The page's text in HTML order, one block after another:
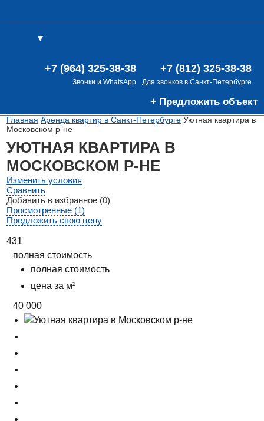
▼
+7 (812) 325-38-38
Для звонков в Санкт-Петербурге
+7 (964) 325-38-38
Звонки и WhatsApp
+ Предложить объект
Главная Аренда квартир в Санкт-Петербурге Уютная квартира в
Московском р-не
УЮТНАЯ КВАРТИРА В
МОСКОВСКОМ Р-НЕ
Изменить условия
Сравнить
Добавить в избранное (0)
Просмотренные (1)
Предложить свою цену
431
полная стоимость
полная стоимость
цена за м²
40 000